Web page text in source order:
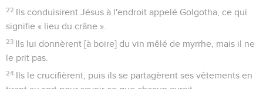
22 Ils conduisirent Jésus à l'endroit appelé Golgotha, ce qui
signifie « lieu du crâne ».
23 Ils lui donnèrent [à boire] du vin mêlé de myrrhe, mais il ne
le prit pas.
24 Ils le crucifièrent, puis ils se partagèrent ses vêtements en